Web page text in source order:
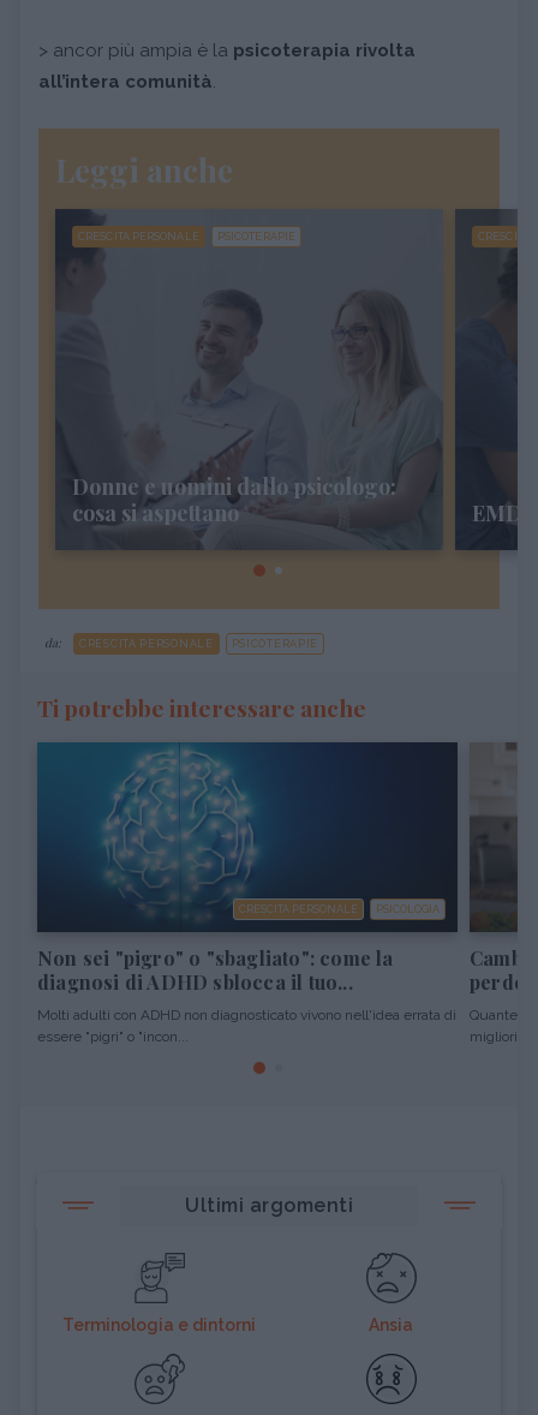
> ancor più ampia è la psicoterapia rivolta
all’intera comunità.
Leggi anche
CRESCITA PERSONALE PSICOTERAPIE
Donne e uomini dallo psicologo:
cosa si aspettano
CRESCITA
da: CRESCITA PERSONALE PSICOTERAPIE
Ti potrebbe interessare anche
CRESCITA PERSONALE PSICOLOGIA
Non sei "pigro" o "sbagliato": come la
diagnosi di ADHD sblocca il tuo...
Molti adulti con ADHD non diagnosticato vivono nell'idea errata di
essere "pigri" o "incon...
Quante
migliori
Ultimi argomenti
Terminologia e dintorni Ansia